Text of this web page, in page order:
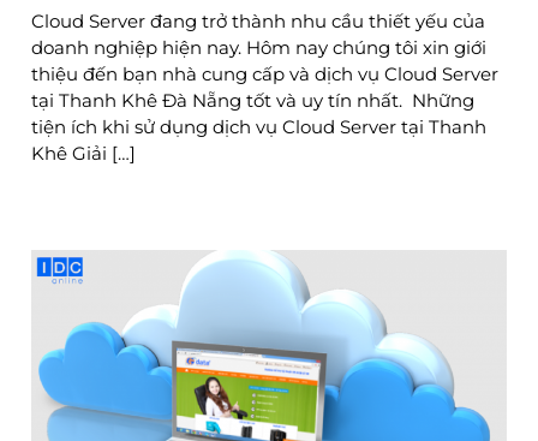
Cloud Server đang trở thành nhu cầu thiết yếu của
doanh nghiệp hiện nay. Hôm nay chúng tôi xin giới
thiệu đến bạn nhà cung cấp và dịch vụ Cloud Server
tại Thanh Khê Đà Nẵng tốt và uy tín nhất. Những
tiện ích khi sử dụng dịch vụ Cloud Server tại Thanh
Khê Giải […]